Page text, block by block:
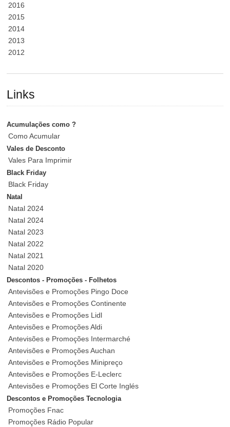
2016
2015
2014
2013
2012
Links
Acumulações como ?
Como Acumular
Vales de Desconto
Vales Para Imprimir
Black Friday
Black Friday
Natal
Natal 2024
Natal 2024
Natal 2023
Natal 2022
Natal 2021
Natal 2020
Descontos - Promoções - Folhetos
Antevisões e Promoções Pingo Doce
Antevisões e Promoções Continente
Antevisões e Promoções Lidl
Antevisões e Promoções Aldi
Antevisões e Promoções Intermarché
Antevisões e Promoções Auchan
Antevisões e Promoções Minipreço
Antevisões e Promoções E-Leclerc
Antevisões e Promoções El Corte Inglés
Descontos e Promoções Tecnologia
Promoções Fnac
Promoções Rádio Popular